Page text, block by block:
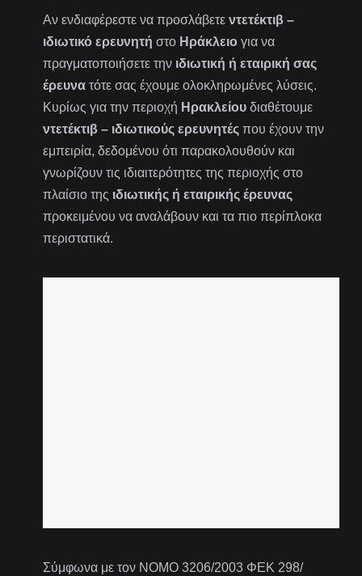
Αν ενδιαφέρεστε να προσλάβετεντετέκτιβ –
ιδιωτικό ερευνητή στο Ηράκλειο για να
πραγματοποιήσετε την ιδιωτική ή εταιρική σας
έρευνα τότε σας έχουμε ολοκληρωμένες λύσεις.
Κυρίως για την περιοχή Ηρακλείου διαθέτουμε
ντετέκτιβ – ιδιωτικούς ερευνητές που έχουν την
εμπειρία, δεδομένου ότι παρακολουθούν και
γνωρίζουν τις ιδιαιτερότητες της περιοχής στο
πλαίσιο της ιδιωτικής ή εταιρικής έρευνας
προκειμένου να αναλάβουν και τα πιο περίπλοκα
περιστατικά.
Σύμφωνα με τον ΝΟΜΟ 3206/2003 ΦΕΚ 298/